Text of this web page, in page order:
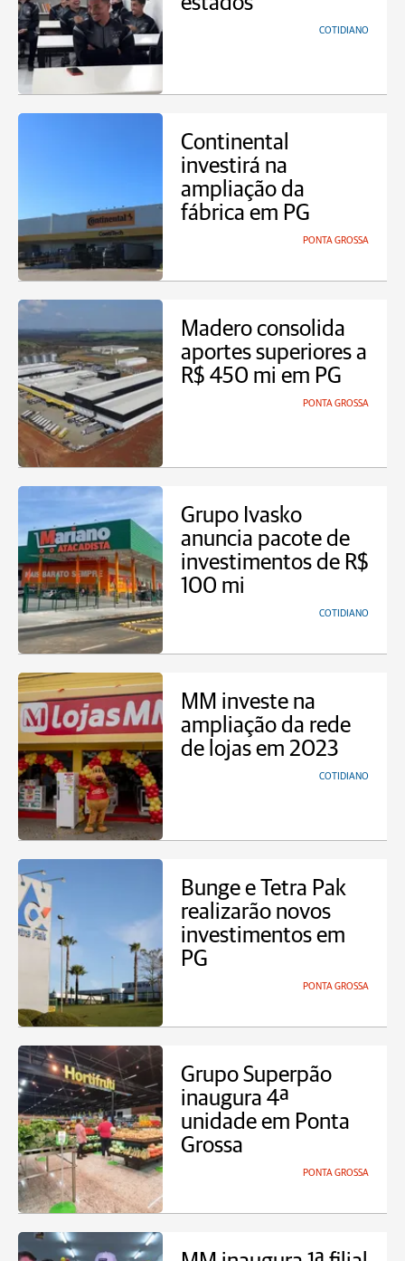
COTIDIANO
Continental
investirá na
ampliação da
fábrica em PG
PONTA GROSSA
Madero consolida
aportes superiores a
R$ 450 mi em PG
PONTA GROSSA
Grupo Ivasko
anuncia pacote de
investimentos de R$
100 mi
COTIDIANO
MM investe na
ampliação da rede
de lojas em 2023
COTIDIANO
Bunge e Tetra Pak
realizarão novos
investimentos em
PG
PONTA GROSSA
Grupo Superpão
inaugura 4ª
unidade em Ponta
Grossa
PONTA GROSSA